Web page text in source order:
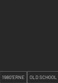
1980'ERNE OLD SCHOOL